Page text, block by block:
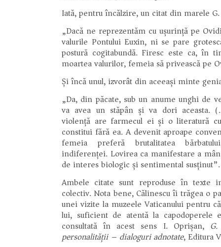
Iată, pentru încălzire, un citat din marele
„Dacă ne reprezentăm cu ușurință pe
valurile Pontului Euxin, ni se pare
postură cogitabundă. Firesc este ca, în
moartea valurilor, femeia să privească pe
Și încă unul, izvorât din aceeași minte
„Da, din păcate, sub un anume unghi de
va avea un stăpân și va dori aceasta.
violență are farmecul ei și o literatură
constitui fără ea. A devenit aproape
femeia preferă brutalitatea
indiferenței. Lovirea ca manifestare a
de interes biologic și sentimental susținut”.
Ambele citate sunt reproduse în texte
colectiv. Nota bene, Călinescu îi trăgea o
unei vizite la muzeele Vaticanului pentru
lui, suficient de atentă la capodoperele
consultată în acest sens I. Oprișan,G.
personalității – dialoguri adnotate, Editura